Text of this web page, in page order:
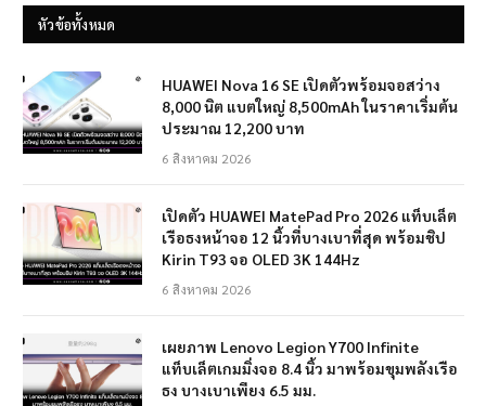
หัวข้อทั้งหมด
HUAWEI Nova 16 SE เปิดตัวพร้อมจอสว่าง
8,000 นิต แบตใหญ่ 8,500mAh ในราคาเริ่มต้น
ประมาณ 12,200 บาท
6 สิงหาคม 2026
เปิดตัว HUAWEI MatePad Pro 2026 แท็บเล็ต
เรือธงหน้าจอ 12 นิ้วที่บางเบาที่สุด พร้อมชิป
Kirin T93 จอ OLED 3K 144Hz
6 สิงหาคม 2026
เผยภาพ Lenovo Legion Y700 Infinite
แท็บเล็ตเกมมิ่งจอ 8.4 นิ้ว มาพร้อมขุมพลังเรือ
ธง บางเบาเพียง 6.5 มม.